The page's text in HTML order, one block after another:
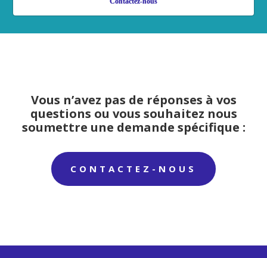
Vous n’avez pas de réponses à vos
questions ou vous souhaitez nous
soumettre une demande spécifique :
CONTACTEZ-NOUS